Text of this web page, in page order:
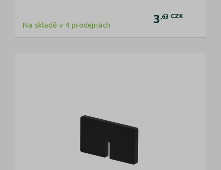
Na skladě v 4 prodejnách 3 ,63 CZK